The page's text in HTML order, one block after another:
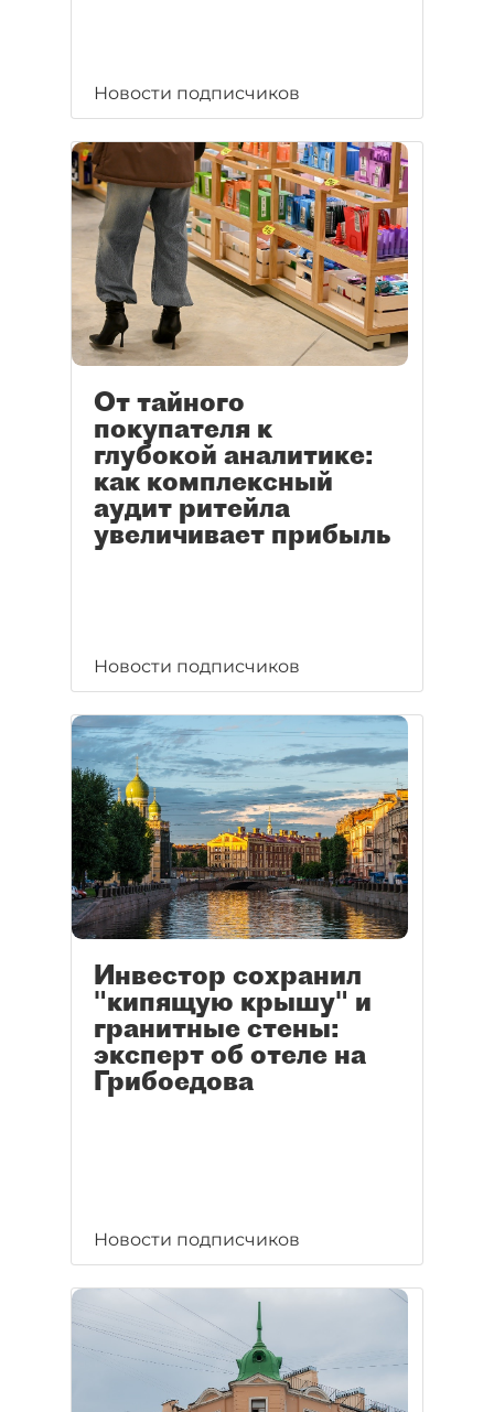
Новости подписчиков
От тайного
покупателя к
глубокой аналитике:
как комплексный
аудит ритейла
увеличивает прибыль
Новости подписчиков
Инвестор сохранил
"кипящую крышу" и
гранитные стены:
эксперт об отеле на
Грибоедова
Новости подписчиков